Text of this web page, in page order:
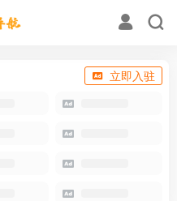
立即入驻